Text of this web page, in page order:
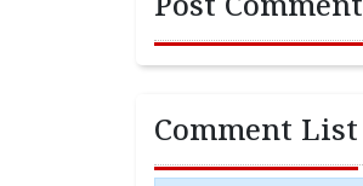
Post Comment
Comment List